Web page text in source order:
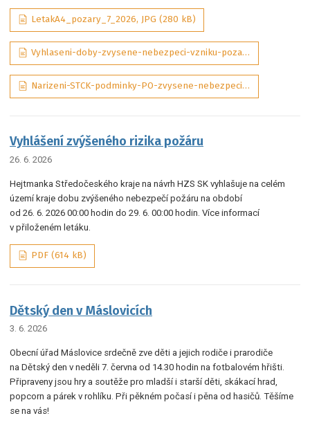
LetakA4_pozary_7_2026, JPG (280 kB)
Vyhlaseni-doby-zvysene-nebezpeci-vzniku-pozaru-07-2026-sig_aDQP3Wd, PDF (292 kB)
Narizeni-STCK-podminky-PO-zvysene-nebezpeci-pozaru-01-2025-ASPI_tObrJIM, PDF (131 kB)
Vyhlášení zvýšeného rizika požáru
26. 6. 2026
Hejtmanka Středočeského kraje na návrh HZS SK vyhlašuje na celém
území kraje dobu zvýšeného nebezpečí požáru na období
od 26. 6. 2026 00:00 hodin do 29. 6. 00:00 hodin. Více informací
v přiloženém letáku.
PDF (614 kB)
Dětský den v Máslovicích
3. 6. 2026
Obecní úřad Máslovice srdečně zve děti a jejich rodiče i prarodiče
na Dětský den v neděli 7. června od 14.30 hodin na fotbalovém hřišti.
Připraveny jsou hry a soutěže pro mladší i starší děti, skákací hrad,
popcorn a párek v rohlíku. Při pěkném počasí i pěna od hasičů. Těšíme
se na vás!